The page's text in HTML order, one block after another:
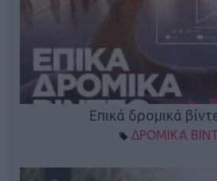
Επικά δρομικά
ΔΡΟΜΙΚΑ